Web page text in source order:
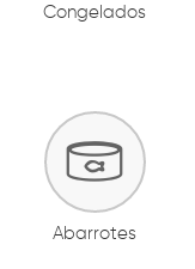
Congelados
Abarrotes